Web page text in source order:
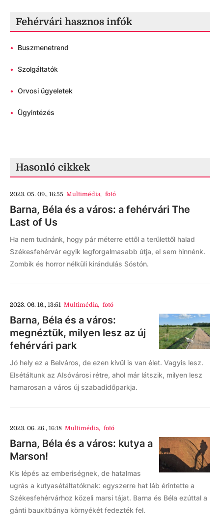
Fehérvári hasznos infók
• Buszmenetrend
• Szolgáltatók
• Orvosi ügyeletek
• Ügyintézés
Hasonló cikkek
2023. 05. 09., 16:55 Multimédia, fotó
Barna, Béla és a város: a fehérvári The
Last of Us
Ha nem tudnánk, hogy pár méterre ettől a területtől halad
Székesfehérvár egyik legforgalmasabb útja, el sem hinnénk.
Zombik és horror nélküli kirándulás Sóstón.
2023. 06. 16., 13:51 Multimédia, fotó
Barna, Béla és a város:
megnéztük, milyen lesz az új
fehérvári park
Jó hely ez a Belváros, de ezen kívül is van élet. Vagyis lesz.
Elsétáltunk az Alsóvárosi rétre, ahol már látszik, milyen lesz
hamarosan a város új szabadidőparkja.
2023. 06. 26., 16:18 Multimédia, fotó
Barna, Béla és a város: kutya a
Marson!
Kis lépés az emberiségnek, de hatalmas
ugrás a kutyasétáltatóknak: egyszerre hat láb érintette a
Székesfehérvárhoz közeli marsi tájat. Barna és Béla ezúttal a
gánti bauxitbánya környékét fedezték fel.